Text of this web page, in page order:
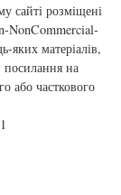
сайті розміщені
NonCommercial-
яких матеріалів,
посилання на
або часткового